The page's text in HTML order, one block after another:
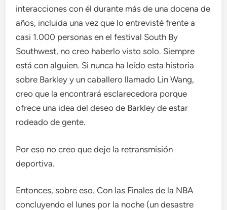
interacciones con él durante más de una docena de
años, incluida una vez que lo entrevisté frente a
casi 1.000 personas en el festival South By
Southwest, no creo haberlo visto solo. Siempre
está con alguien. Si nunca ha leído esta historia
sobre Barkley y un caballero llamado Lin Wang,
creo que la encontrará esclarecedora porque
ofrece una idea del deseo de Barkley de estar
rodeado de gente.
Por eso no creo que deje la retransmisión
deportiva.
Entonces, sobre eso. Con las Finales de la NBA
concluyendo el lunes por la noche (un desastre